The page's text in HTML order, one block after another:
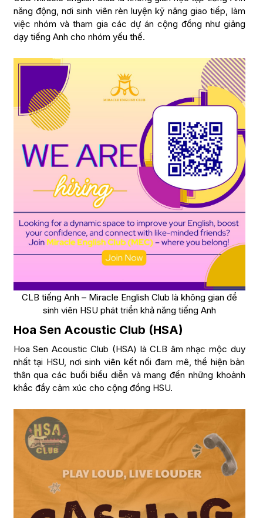
năng động, nơi sinh viên rèn luyện kỹ năng giao tiếp, làm
việc nhóm và tham gia các dự án cộng đồng như giảng
dạy tiếng Anh cho nhóm yếu thế.
CLB tiếng Anh – Miracle English Club là không gian để
sinh viên HSU phát triển khả năng tiếng Anh
Hoa Sen Acoustic Club (HSA)
Hoa Sen Acoustic Club (HSA) là CLB âm nhạc mộc duy
nhất tại HSU, nơi sinh viên kết nối đam mê, thể hiện bản
thân qua các buổi biểu diễn và mang đến những khoảnh
khắc đầy cảm xúc cho cộng đồng HSU.